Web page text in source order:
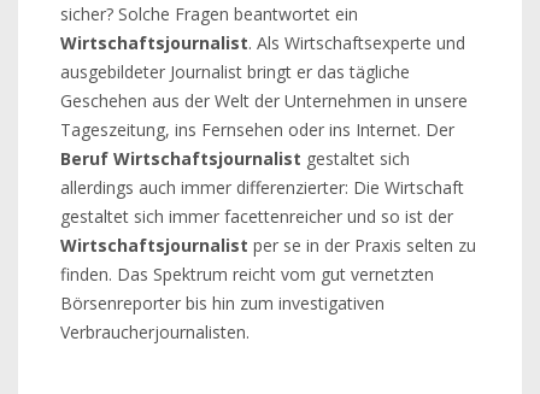
sicher? Solche Fragen beantwortet ein
Wirtschaftsjournalist. Als Wirtschaftsexperte und
ausgebildeter Journalist bringt er das tägliche
Geschehen aus der Welt der Unternehmen in unsere
Tageszeitung, ins Fernsehen oder ins Internet. Der
Beruf Wirtschaftsjournalist gestaltet sich
allerdings auch immer differenzierter: Die Wirtschaft
gestaltet sich immer facettenreicher und so ist der
Wirtschaftsjournalist per se in der Praxis selten zu
finden. Das Spektrum reicht vom gut vernetzten
Börsenreporter bis hin zum investigativen
Verbraucherjournalisten.